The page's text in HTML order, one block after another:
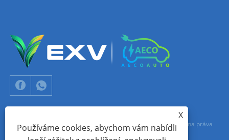
Copyright © 2024 Xiamen Aecoauto Technology Co., Ltd. Všechna práva
X
Používáme cookies, abychom vám nabídli